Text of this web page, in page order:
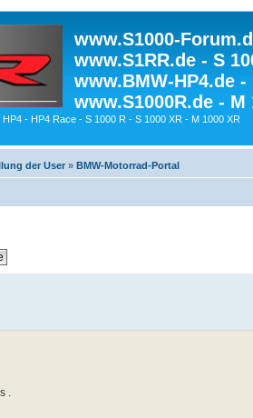
www.S1000-
www.S1RR.de - S
www.BMW-HP4.de -
www.S1000R.de - M
- HP4 Race - S 1000 R - S 1000 XR - M 1000 XR
der User » BMW-Motorrad-Portal
.